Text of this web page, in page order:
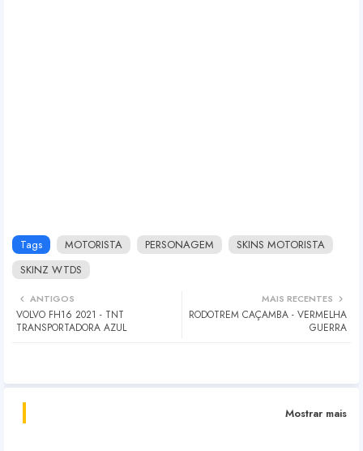
Tags MOTORISTA PERSONAGEM
SKINS MOTORISTA
SKINZ WTDS
MAIS RECENTES
RODOTREM CAÇAMBA - VERMELHA
GUERRA
ANTIGOS
VOLVO FH16 2021 - TNT
TRANSPORTADORA AZUL
Mostrar mais